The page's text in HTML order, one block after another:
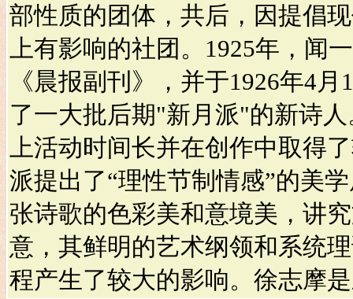
部性质的团体，共后，因提倡
上有影响的社团。1925年，闻
《晨报副刊》，并于1926年4
了一大批后期"新月派"的新诗
上活动时间长并在创作中取得
派提出了“理性节制情感”的美
张诗歌的色彩美和意境美，讲
意，其鲜明的艺术纲领和系统
程产生了较大的影响。徐志摩